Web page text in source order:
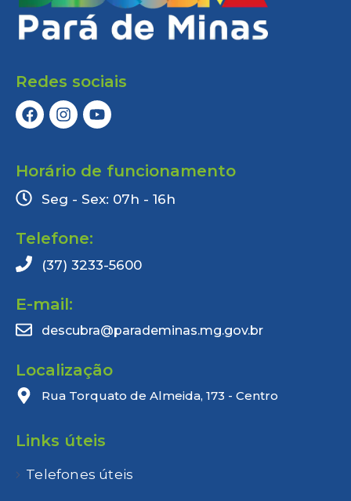
Redes sociais
Horário de funcionamento
Seg - Sex: 07h - 16h
Telefone:
(37) 3233-5600
E-mail:
descubra@parademinas.mg.gov.br
Localização
Rua Torquato de Almeida, 173 - Centro
Links úteis
Telefones úteis